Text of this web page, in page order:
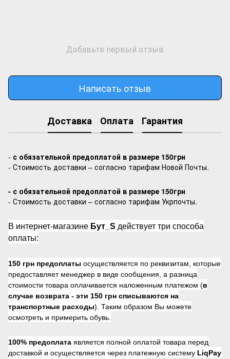
Добавьте первый отзыв
Написать отзыв
Доставка Оплата Гарантия
- с обязательной предоплатой в размере 150грн
- Стоимость доставки – согласно тарифам Новой Почты.
- с обязательной предоплатой в размере 150грн
- Стоимость доставки – согласно тарифам Укрпочты.
В интернет-магазине Бут_S действует три способа
оплаты:
150 грн предоплаты осуществляется по реквизитам, которые
предоставляет менеджер в виде сообщения, а разница
стоимости товара оплачивается наложенным платежом (в
случае возврата - эти 150 грн списываются на
транспортные расходы). Таким образом Вы можете
осмотреть и примерить обувь.
100% предоплата является полной оплатой товара перед
доставкой и осуществляется через платежную систему LiqPay